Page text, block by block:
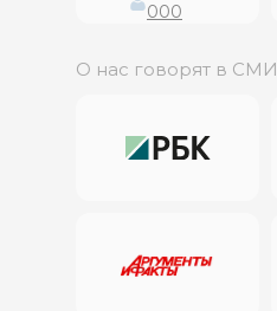
000
О нас говорят в СМИ